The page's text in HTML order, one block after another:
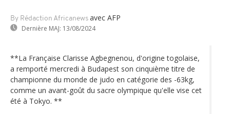
By Rédaction Africanews avec AFP
Dernière MAJ: 13/08/2024
**La Française Clarisse Agbegnenou, d'origine togolaise,
a remporté mercredi à Budapest son cinquième titre de
championne du monde de judo en catégorie des -63kg,
comme un avant-goût du sacre olympique qu'elle vise cet
été à Tokyo. **